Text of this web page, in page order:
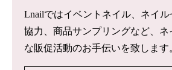
Lnailではイベントネイル、ネイ
協力、商品サンプリングなど、ネ
な販促活動のお手伝いを致します